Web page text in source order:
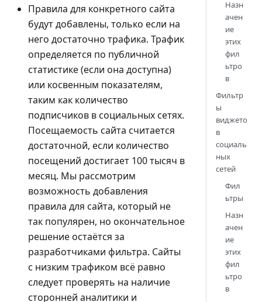
Правила для конкретного сайта
будут добавлены, только если на
него достаточно трафика. Трафик
определяется по публичной
статистике (если она доступна)
или косвенным показателям,
таким как количество
подписчиков в социальных сетях.
Посещаемость сайта считается
достаточной, если количество
посещений достигает 100 тысяч в
месяц. Мы рассмотрим
возможность добавления
правила для сайта, который не
так популярен, но окончательное
решение остаётся за
разработчиками фильтра. Сайты
с низким трафиком всё равно
следует проверять на наличие
сторонней аналитики и
Назн
ачен
ие
этих
фил
ьтро
в
Фильтр
ы
виджето
в
социаль
ных
сетей
Фил
ьтры
Назн
ачен
ие
этих
фил
ьтро
в